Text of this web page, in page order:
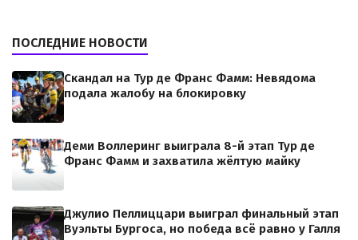
ПОСЛЕДНИЕ НОВОСТИ
Скандал на Тур де Франс Фамм: Невядома
подала жалобу на блокировку
Деми Воллеринг выиграла 8-й этап Тур де
Франс Фамм и захватила жёлтую майку
Джулио Пеллиццари выиграл финальный этап
Вуэльты Бургоса, но победа всё равно у Галля